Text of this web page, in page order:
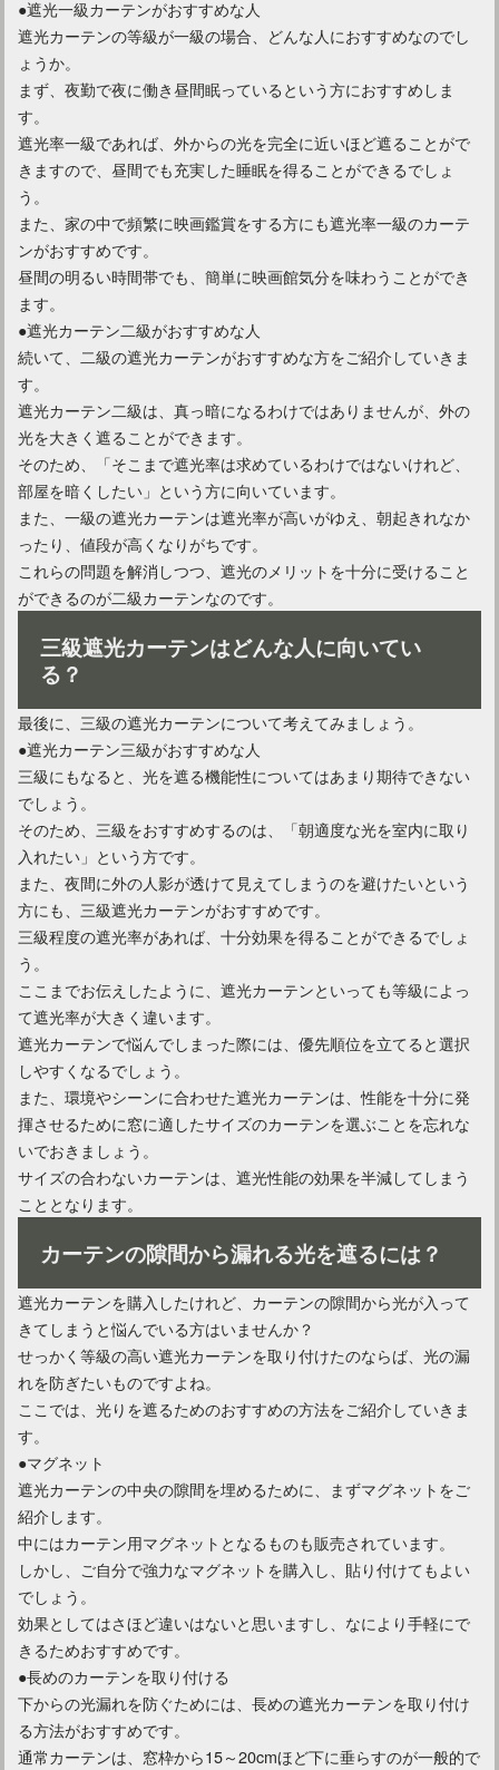
断熱カーテンで電気代をお得に！おすすめの断熱カーテン8選
初心者さんも安心！カーテンが長いときの簡単なアレンジ方法
カーテンの幅が余る！正しい採寸から対処方法までを徹底解説
カーテンを北欧風に！安い価格のおすすめ商品をピックアップ
カーテンを北欧モダンにしてみたい！人気のデザインとは？
ワンルームを仕切りカーテンで低コスト＆手軽に仕切ろう！
●遮光一級カーテンがおすすめな人
遮光カーテンの等級が一級の場合、どんな人におすすめなのでし
ょうか。
まず、夜勤で夜に働き昼間眠っているという方におすすめしま
す。
遮光率一級であれば、外からの光を完全に近いほど遮ることがで
きますので、昼間でも充実した睡眠を得ることができるでしょ
う。
また、家の中で頻繁に映画鑑賞をする方にも遮光率一級のカーテ
ンがおすすめです。
昼間の明るい時間帯でも、簡単に映画館気分を味わうことができ
ます。
●遮光カーテン二級がおすすめな人
続いて、二級の遮光カーテンがおすすめな方をご紹介していきま
す。
遮光カーテン二級は、真っ暗になるわけではありませんが、外の
光を大きく遮ることができます。
そのため、「そこまで遮光率は求めているわけではないけれど、
部屋を暗くしたい」という方に向いています。
また、一級の遮光カーテンは遮光率が高いがゆえ、朝起きれなか
ったり、値段が高くなりがちです。
これらの問題を解消しつつ、遮光のメリットを十分に受けること
ができるのが二級カーテンなのです。
三級遮光カーテンはどんな人に向いてい
る？
最後に、三級の遮光カーテンについて考えてみましょう。
●遮光カーテン三級がおすすめな人
三級にもなると、光を遮る機能性についてはあまり期待できない
でしょう。
そのため、三級をおすすめするのは、「朝適度な光を室内に取り
入れたい」という方です。
また、夜間に外の人影が透けて見えてしまうのを避けたいという
方にも、三級遮光カーテンがおすすめです。
三級程度の遮光率があれば、十分効果を得ることができるでしょ
う。
ここまでお伝えしたように、遮光カーテンといっても等級によっ
て遮光率が大きく違います。
遮光カーテンで悩んでしまった際には、優先順位を立てると選択
しやすくなるでしょう。
また、環境やシーンに合わせた遮光カーテンは、性能を十分に発
揮させるために窓に適したサイズのカーテンを選ぶことを忘れな
いでおきましょう。
サイズの合わないカーテンは、遮光性能の効果を半減してしまう
こととなります。
カーテンの隙間から漏れる光を遮るには？
遮光カーテンを購入したけれど、カーテンの隙間から光が入って
きてしまうと悩んでいる方はいませんか？
せっかく等級の高い遮光カーテンを取り付けたのならば、光の漏
れを防ぎたいものですよね。
ここでは、光りを遮るためのおすすめの方法をご紹介していきま
す。
●マグネット
遮光カーテンの中央の隙間を埋めるために、まずマグネットをご
紹介します。
中にはカーテン用マグネットとなるものも販売されています。
しかし、ご自分で強力なマグネットを購入し、貼り付けてもよい
でしょう。
効果としてはさほど違いはないと思いますし、なにより手軽にで
きるためおすすめです。
●長めのカーテンを取り付ける
下からの光漏れを防ぐためには、長めの遮光カーテンを取り付け
る方法がおすすめです。
通常カーテンは、窓枠から15～20cmほど下に垂らすのが一般的で